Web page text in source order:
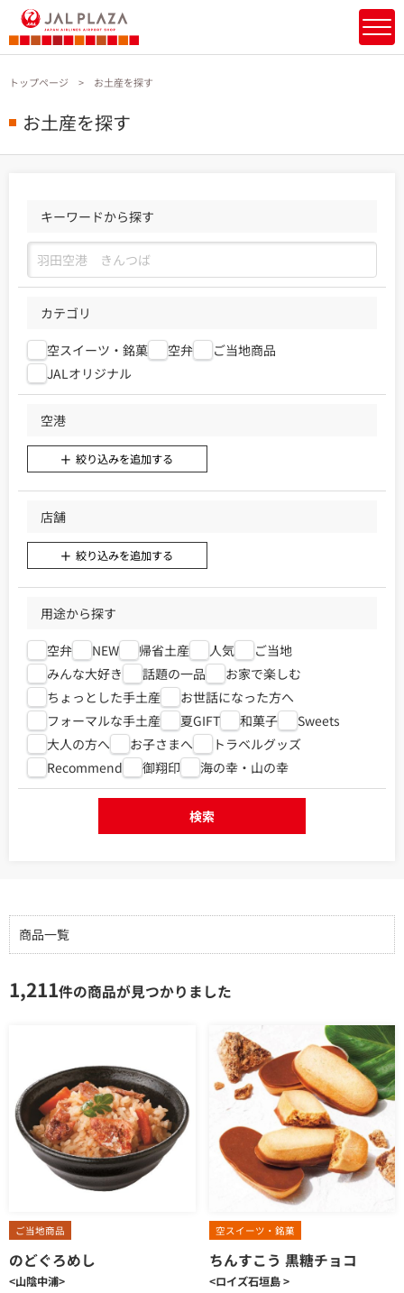
トップページ お土産を探す
お土産を探す
キーワードから探す
カテゴリ
空スイーツ・銘菓 空弁
ご当地商品
JALオリジナル
空港
絞り込みを追加する
店舗
絞り込みを追加する
用途から探す
空弁 NEW 帰省土産 人気
ご当地
みんな大好き
話題の一品
お家で楽しむ
ちょっとした手土産
お世話になった方へ
フォーマルな手土産
夏GIFT 和菓子
Sweets
大人の方へ
お子さまへ
トラベルグッズ
Recommend
御翔印 海の幸・山の幸
検索
商品一覧
1,211件の商品が見つかりました
ご当地商品
のどぐろめし
<山陰中浦>
空スイーツ・銘菓
ちんすこう 黒糖チョコ
<ロイズ石垣島 >